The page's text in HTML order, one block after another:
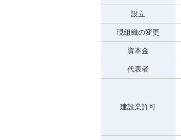
設立
現組織の変更
資本金
代表者
建設業許可